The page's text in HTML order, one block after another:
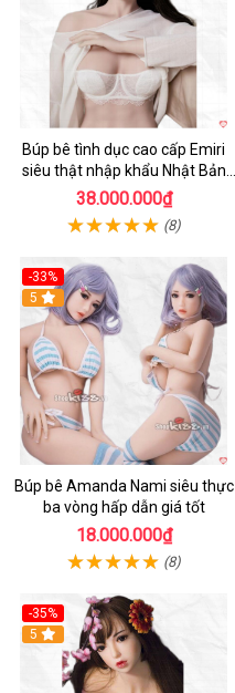
Búp bê tình dục cao cấp Emiri
siêu thật nhập khẩu Nhật Bản
giá tốt
38.000.000₫
(8)
-33%
Hot
5
Búp bê Amanda Nami siêu thực
ba vòng hấp dẫn giá tốt
18.000.000₫
(8)
-35%
Hot
5